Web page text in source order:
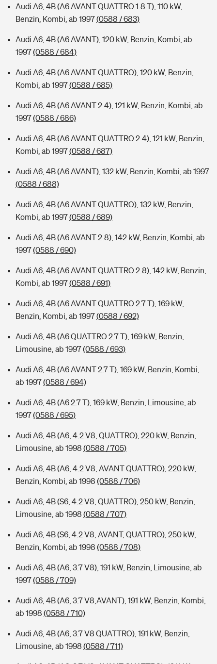
Audi A6, 4B (A6 AVANT QUATTRO 1.8 T), 110 kW,
Benzin, Kombi, ab 1997(0588 / 683)
Audi A6, 4B (A6 AVANT), 120 kW, Benzin, Kombi, ab
1997(0588 / 684)
Audi A6, 4B (A6 AVANT QUATTRO), 120 kW, Benzin,
Kombi, ab 1997(0588 / 685)
Audi A6, 4B (A6 AVANT 2.4), 121 kW, Benzin, Kombi, ab
1997(0588 / 686)
Audi A6, 4B (A6 AVANT QUATTRO 2.4), 121 kW, Benzin,
Kombi, ab 1997(0588 / 687)
Audi A6, 4B (A6 AVANT), 132 kW, Benzin, Kombi, ab 1997
(0588 / 688)
Audi A6, 4B (A6 AVANT QUATTRO), 132 kW, Benzin,
Kombi, ab 1997(0588 / 689)
Audi A6, 4B (A6 AVANT 2.8), 142 kW, Benzin, Kombi, ab
1997(0588 / 690)
Audi A6, 4B (A6 AVANT QUATTRO 2.8), 142 kW, Benzin,
Kombi, ab 1997(0588 / 691)
Audi A6, 4B (A6 AVANT QUATTRO 2.7 T), 169 kW,
Benzin, Kombi, ab 1997(0588 / 692)
Audi A6, 4B (A6 QUATTRO 2.7 T), 169 kW, Benzin,
Limousine, ab 1997(0588 / 693)
Audi A6, 4B (A6 AVANT 2.7 T), 169 kW, Benzin, Kombi,
ab 1997(0588 / 694)
Audi A6, 4B (A6 2.7 T), 169 kW, Benzin, Limousine, ab
1997(0588 / 695)
Audi A6, 4B (A6, 4.2 V8, QUATTRO), 220 kW, Benzin,
Limousine, ab 1998 (0588 / 705)
Audi A6, 4B (A6, 4.2 V8, AVANT QUATTRO), 220 kW,
Benzin, Kombi, ab 1998 (0588 / 706)
Audi A6, 4B (S6, 4.2 V8, QUATTRO), 250 kW, Benzin,
Limousine, ab 1998 (0588 / 707)
Audi A6, 4B (S6, 4.2 V8, AVANT, QUATTRO), 250 kW,
Benzin, Kombi, ab 1998 (0588 / 708)
Audi A6, 4B (A6, 3.7 V8), 191 kW, Benzin, Limousine, ab
1997(0588 / 709)
Audi A6, 4B (A6, 3.7 V8,AVANT), 191 kW, Benzin, Kombi,
ab 1998 (0588 / 710)
Audi A6, 4B (A6, 3.7 V8 QUATTRO), 191 kW, Benzin,
Limousine, ab 1998 (0588 / 711)